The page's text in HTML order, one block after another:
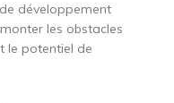
développement
les obstacles
le potentiel de